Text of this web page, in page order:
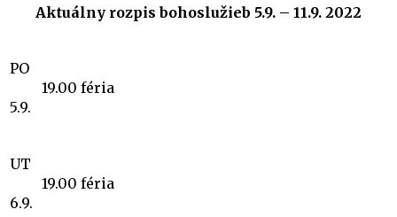
Aktuálny rozpis bohoslužieb 5.9. – 11.9. 2022
PO
5.9.
19.00 féria
UT
6.9.
19.00 féria